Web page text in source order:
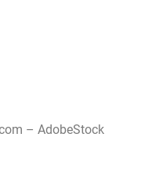
– AdobeStock